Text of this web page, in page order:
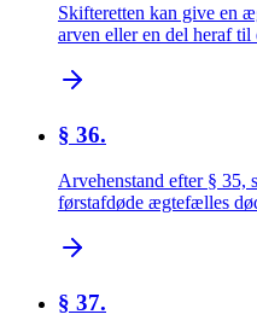
Skifteretten kan give en
arven eller en del heraf til
§ 36.
Arvehenstand efter § 35,
førstafdøde ægtefælles
§ 37.